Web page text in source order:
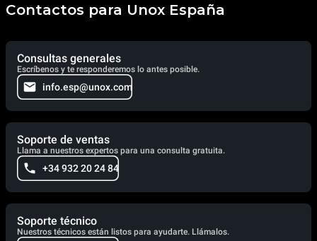
Contactos para Unox España
Consultas generales
Escríbenos y te responderemos lo antes posible.
info.esp@unox.com
Soporte de ventas
Llama a nuestros expertos para una consulta gratuita.
+34 932 20 24 84
Soporte técnico
Nuestros técnicos están listos para ayudarte. Llámalos.